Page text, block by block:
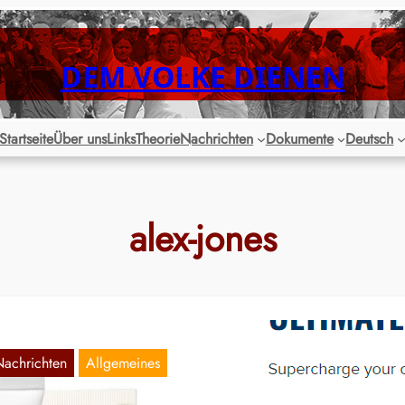
DEM VOLKE DIENEN
StartseiteÜber unsLinksTheorieNachrichten Dokumente Deutsch
alex-jones
Allgemeines